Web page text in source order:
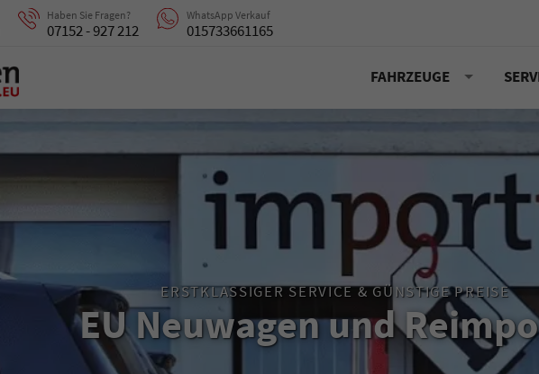
Haben Sie Fragen?
07152 - 927 212
WhatsApp Verkauf
015733661165
FAHRZEUGE
ERSTKLASSIGER SERVICE & GÜNSTIGE PREISE
EU Neuwagen und